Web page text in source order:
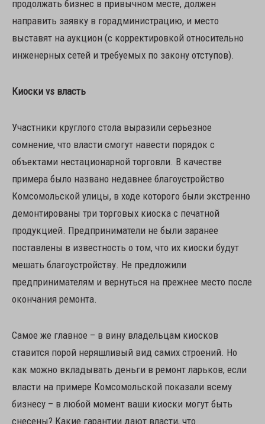
продолжать бизнес в привычном месте, должен
направить заявку в горадминистрацию, и место
выставят на аукцион (с корректировкой относительно
инженерных сетей и требуемых по закону отступов).
Киоски vs власть
Участники круглого стола выразили серьезное
сомнение, что власти смогут навести порядок с
объектами нестационарной торговли. В качестве
примера было названо недавнее благоустройство
Комсомольской улицы, в ходе которого были экстренно
демонтированы три торговых киоска с печатной
продукцией. Предприниматели не были заранее
поставлены в известность о том, что их киоски будут
мешать благоустройству. Не предложили
предпринимателям и вернуться на прежнее место после
окончания ремонта.
Самое же главное – в вину владельцам киосков
ставится порой неряшливый вид самих строений. Но
как можно вкладывать деньги в ремонт ларьков, если
власти на примере Комсомольской показали всему
бизнесу – в любой момент ваши киоски могут быть
снесены? Какие гарантии дают власти, что